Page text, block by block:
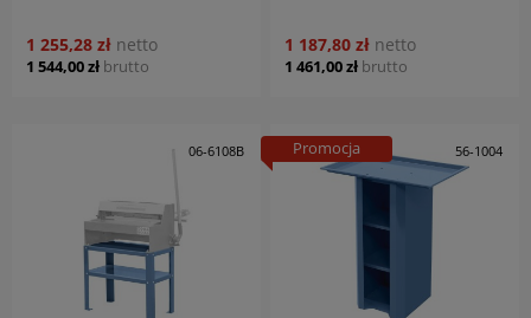
1 544,00 zł brutto
1 255,28 zł netto
1 461,00 zł brutto
1 187,80 zł netto
06-6108B 56-1004
Promocja